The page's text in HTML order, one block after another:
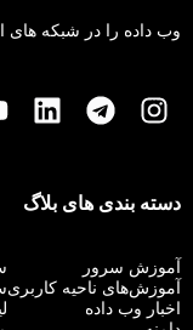
وب داده را در شبکه های
دسته بندی های بلاگ
آموزش سرور
آموزش‌های ناحیه کاربری
اخبار وب داده